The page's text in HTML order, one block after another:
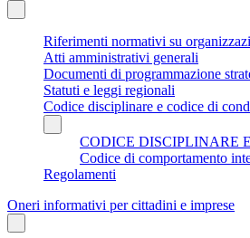
Riferimenti normativi su
Atti amministrativi generali
Documenti di programmazione
Statuti e leggi regionali
Codice disciplinare e codice di
CODICE DISCIPLINARE
Codice di comportamento
Regolamenti
Oneri informativi per cittadini e imprese